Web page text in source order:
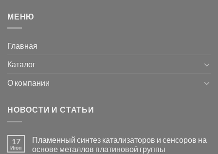
МЕНЮ
Главная
Каталог
О компании
НОВОСТИ И СТАТЬИ
17
Июн
Пламенный синтез катализаторов и сенсоров на
основе металлов платиновой группы